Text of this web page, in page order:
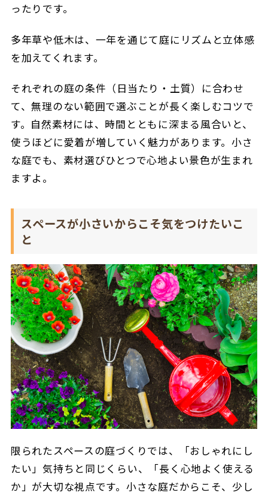
ったりです。
多年草や低木は、一年を通じて庭にリズムと立体感
を加えてくれます。
それぞれの庭の条件（日当たり・土質）に合わせ
て、無理のない範囲で選ぶことが長く楽しむコツで
す。自然素材には、時間とともに深まる風合いと、
使うほどに愛着が増していく魅力があります。小さ
な庭でも、素材選びひとつで心地よい景色が生まれ
ますよ。
スペースが小さいからこそ気をつけたいこ
と
限られたスペースの庭づくりでは、「おしゃれにし
たい」気持ちと同じくらい、「長く心地よく使える
か」が大切な視点です。 小さな庭だからこそ、少し